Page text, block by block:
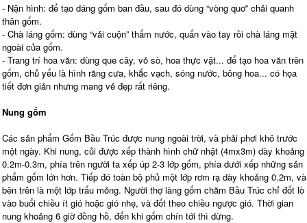
- Nặn hình: để tạo dáng gốm ban đầu, sau đó dùng “vòng quơ” chải quanh
thân gốm.
- Chà láng gốm: dùng “vải cuộn” thấm nước, quấn vào tay rồi chà láng mặt
ngoài của gốm.
- Trang trí hoa văn: dùng que cây, vỏ sò, hoa thực vật... để tạo hoa văn trên
gốm, chủ yếu là hình răng cưa, khắc vạch, sóng nước, bông hoa... có họa
tiết đơn giản nhưng mang vẻ đẹp rất riêng.
Nung gốm
Các sản phẩm Gốm Bầu Trúc được nung ngoài trời, và phải phơi khô trước
một ngày. Khi nung, củi được xếp thành hình chữ nhật (4mx3m) dày khoảng
0.2m-0.3m, phía trên người ta xếp úp 2-3 lớp gốm, phía dưới xếp những sản
phẩm gốm lớn hơn. Tiếp đó toàn bộ phủ một lớp rơm rạ dày khoảng 0.2m, và
bên trên là một lớp trấu mỏng. Người thợ làng gốm chăm Bầu Trúc chỉ đốt lò
vào buổi chiều ít gió hoặc gió nhẹ, và đốt theo chiều ngược gió. Thời gian
nung khoảng 6 giờ đồng hồ, đến khi gốm chín tới thì dừng.